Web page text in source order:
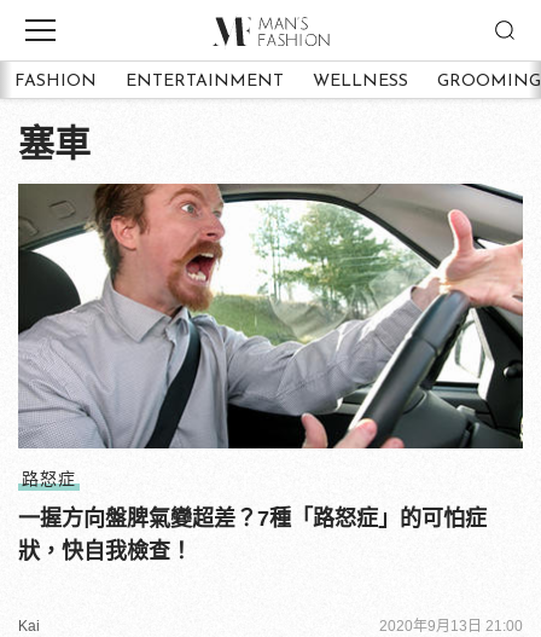
FASHION ENTERTAINMENT WELLNESS GROOMING
塞車
路怒症
一握方向盤脾氣變超差？7種「路怒症」的可怕症
狀，快自我檢查！
Kai 2020年9月13日 21:00